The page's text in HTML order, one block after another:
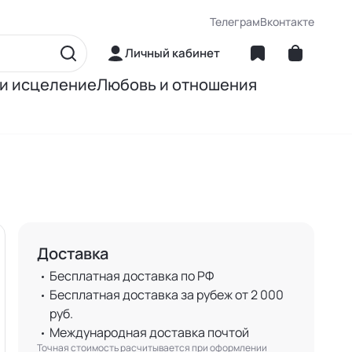
ТелеграмВконтакте
Личный кабинет
исцелениеЛюбовь и отношения
Доставка
Бесплатная доставка по РФ
Бесплатная доставка за рубеж от 2 000
руб.
Международная доставка почтой
Точная стоимость расчитывается при оформлении